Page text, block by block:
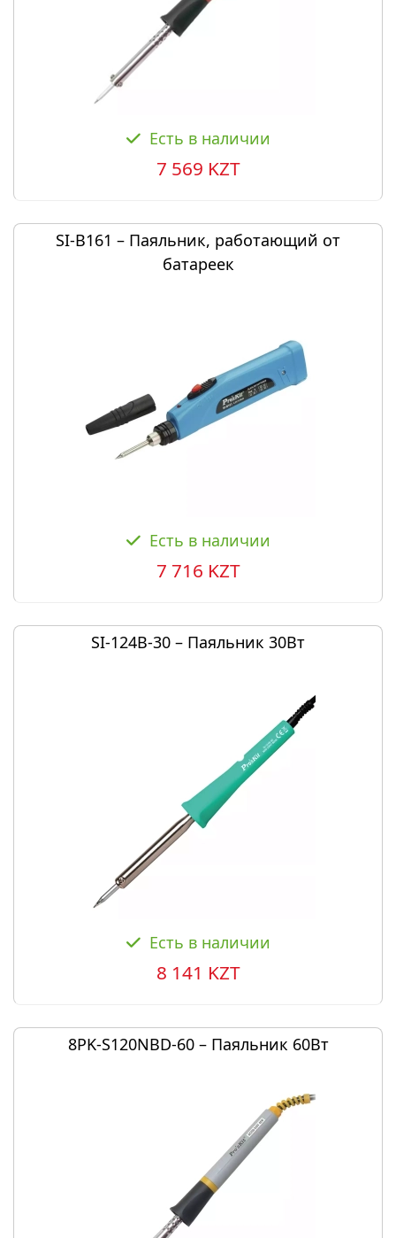
Есть в наличии
7 569 KZT
SI-B161 – Паяльник, работающий от
батареек
Есть в наличии
7 716 KZT
SI-124B-30 – Паяльник 30Вт
Есть в наличии
8 141 KZT
8PK-S120NBD-60 – Паяльник 60Вт